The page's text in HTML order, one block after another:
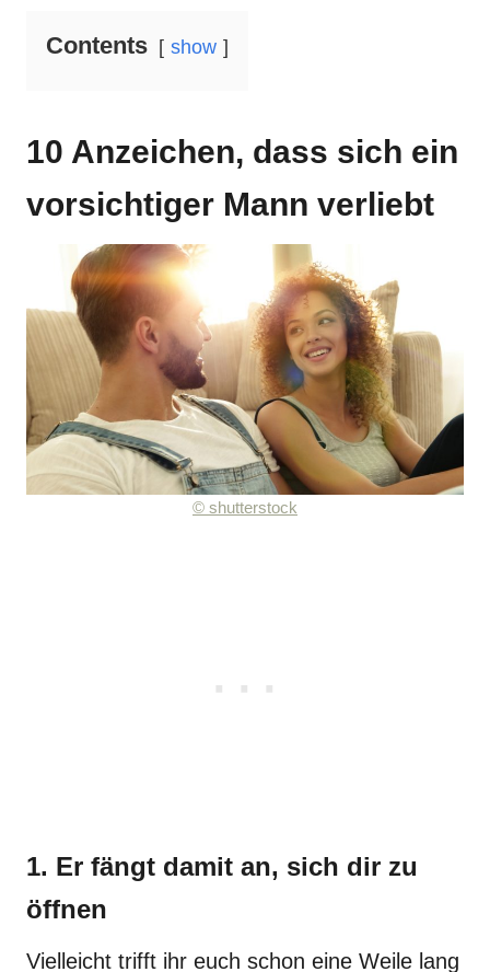
Contents show
10 Anzeichen, dass sich ein
vorsichtiger Mann verliebt
© shutterstock
1. Er fängt damit an, sich dir zu
öffnen
Vielleicht trifft ihr euch schon eine Weile lang